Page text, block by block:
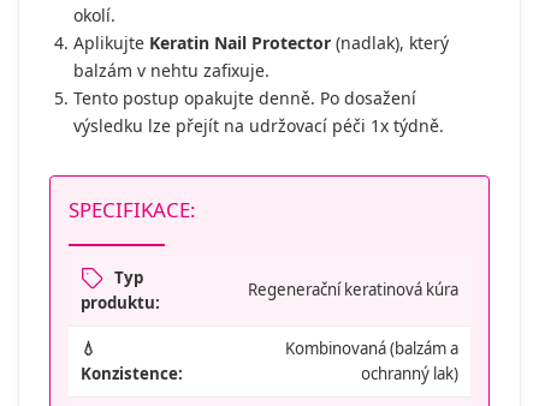
okolí.
Aplikujte Keratin Nail Protector (nadlak), který
balzám v nehtu zafixuje.
Tento postup opakujte denně. Po dosažení
výsledku lze přejít na udržovací péči 1x týdně.
SPECIFIKACE:
Typ
produktu:
Regenerační keratinová kúra
💧
Konzistence:
Kombinovaná (balzám a
ochranný lak)